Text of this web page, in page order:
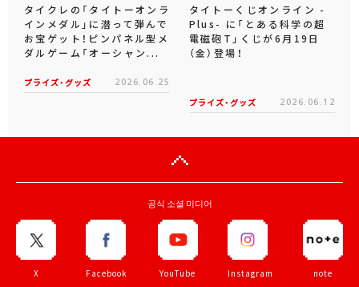
タイクレの「タイトーオンラ
インメダル」に潜って弾んで
お宝ゲット！ピンパネル型メ
ダルゲーム「オーシャン...
プライズ・グッズ 2026.06.25
タイトーくじオンライン -
Plus- に「とある科学の超
電磁砲T」くじが6月19日
（金）登場！
プライズ・グッズ 2026.06.12
공식 소셜 미디어
X Facebook YouTube Instagram note